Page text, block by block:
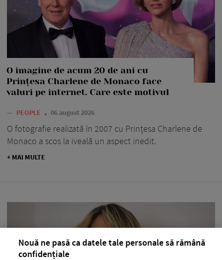
O imagine de acum 20 de ani cu
Prințesa Charlene de Monaco face
valuri pe internet. Care este motivul
— PEOPLE 06 august 2026
O fotografie realizată în 2007 cu Prințesa Charlene de
Monaco a scos la iveală un aspect inedit.
+ MAI MULTE
Nouă ne pasă ca datele tale personale să rămână
confidențiale